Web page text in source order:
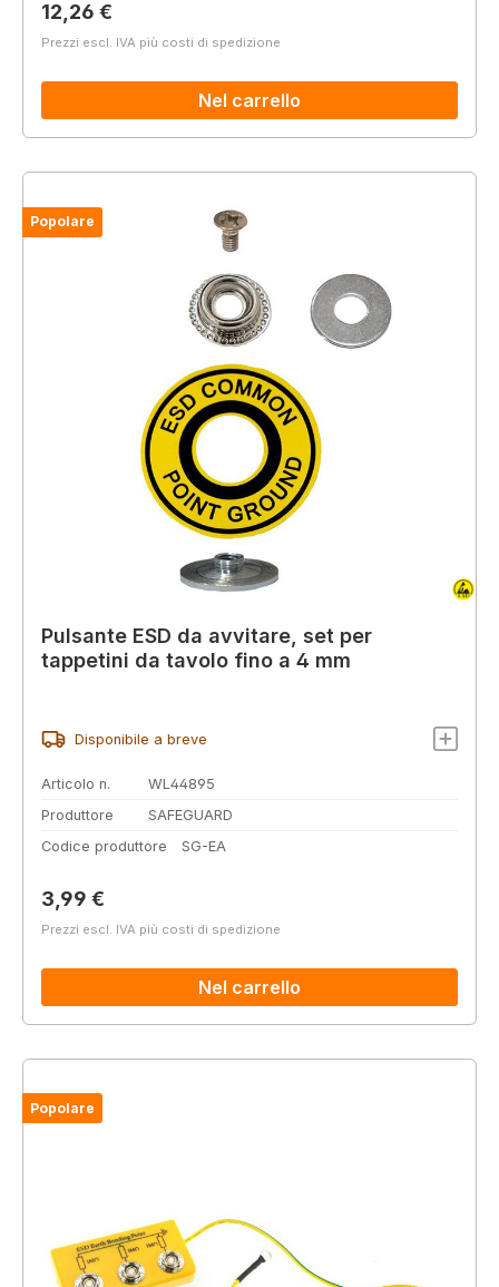
Prezzo normale:
12,26 €
Prezzi escl. IVA più costi di spedizione
Nel carrello
Popolare
Pulsante ESD da avvitare, set per
tappetini da tavolo fino a 4 mm
Disponibile a breve
Articolo n.
WL44895
Produttore
SAFEGUARD
Codice produttore
SG-EA
Prezzo normale:
3,99 €
Prezzi escl. IVA più costi di spedizione
Nel carrello
Popolare